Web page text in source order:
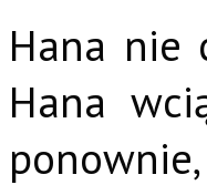
Hana nie
Hana